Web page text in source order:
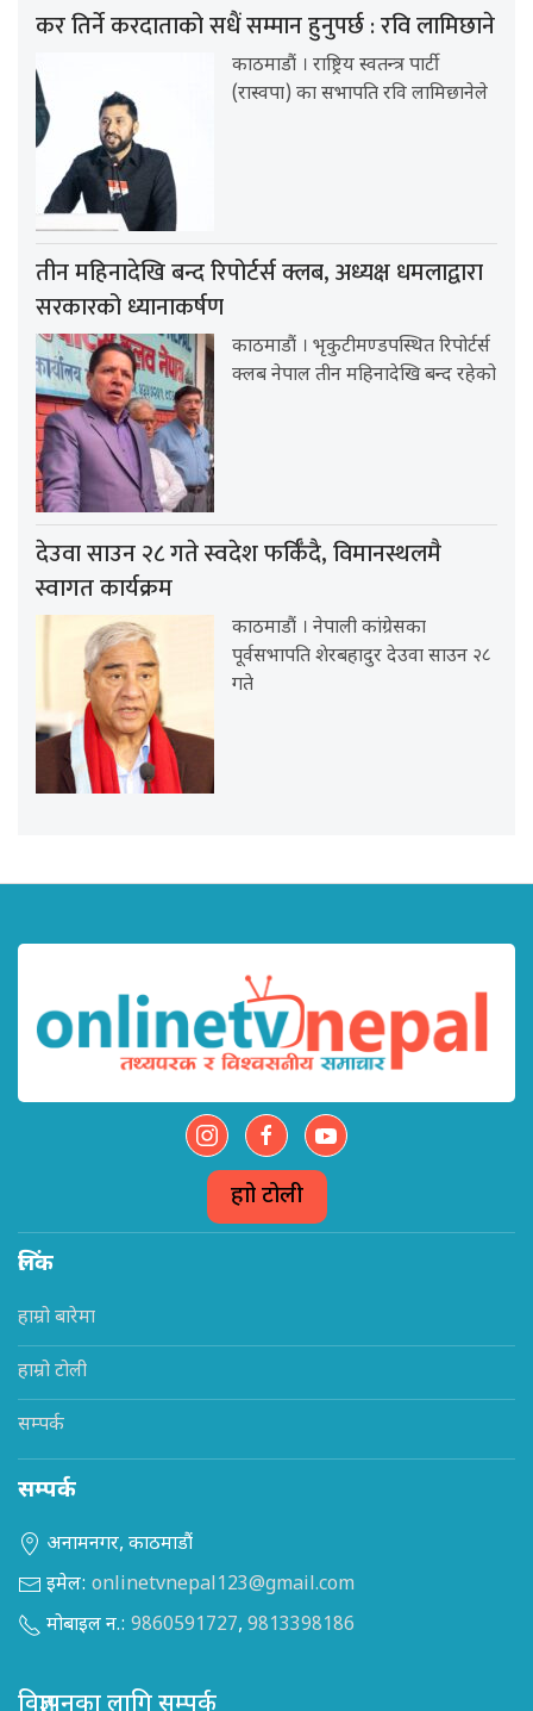
कर तिर्ने करदाताको सधैं सम्मान हुनुपर्छ : रवि लामिछाने
काठमाडौं । राष्ट्रिय स्वतन्त्र पार्टी
(रास्वपा) का सभापति रवि लामिछानेले
तीन महिनादेखि बन्द रिपोर्टर्स क्लब, अध्यक्ष धमलाद्वारा
सरकारको ध्यानाकर्षण
काठमाडौं । भृकुटीमण्डपस्थित रिपोर्टर्स
क्लब नेपाल तीन महिनादेखि बन्द रहेको
देउवा साउन २८ गते स्वदेश फर्किँदै, विमानस्थलमै
स्वागत कार्यक्रम
काठमाडौं । नेपाली कांग्रेसका
पूर्वसभापति शेरबहादुर देउवा साउन २८
गते
हाम्रो टोली
लिंक
हाम्रो बारेमा
हाम्रो टोली
सम्पर्क
सम्पर्क
अनामनगर, काठमाडौं
इमेल: onlinetvnepal123@gmail.com
मोबाइल न.: 9860591727, 9813398186